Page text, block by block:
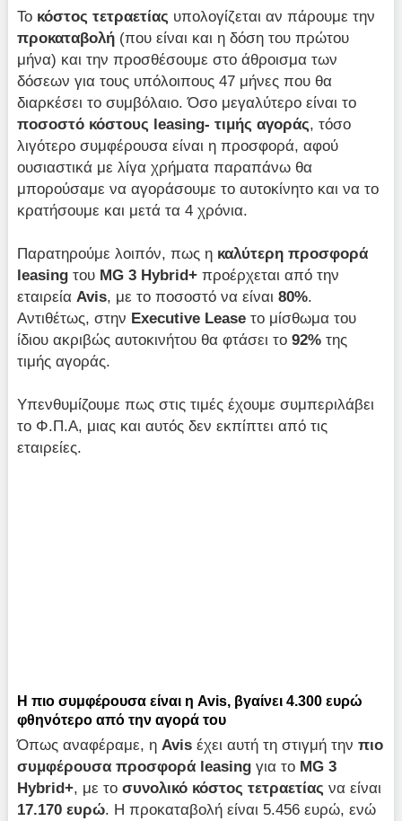
Το κόστος τετραετίας υπολογίζεται αν πάρουμε την
προκαταβολή (που είναι και η δόση του πρώτου
μήνα) και την προσθέσουμε στο άθροισμα των
δόσεων για τους υπόλοιπους 47 μήνες που θα
διαρκέσει το συμβόλαιο. Όσο μεγαλύτερο είναι το
ποσοστό κόστους
leasing- τιμής αγοράς, τόσο
λιγότερο συμφέρουσα είναι η προσφορά, αφού
ουσιαστικά με λίγα χρήματα παραπάνω θα
μπορούσαμε να αγοράσουμε το αυτοκίνητο και να το
κρατήσουμε και μετά τα 4 χρόνια.
Παρατηρούμε λοιπόν, πως η καλύτερη προσφορά
leasing του MG 3 Hybrid+ προέρχεται από την
εταιρεία Avis, με το ποσοστό να είναι80%.
Αντιθέτως, στην Executive Lease το μίσθωμα του
ίδιου ακριβώς αυτοκινήτου θα φτάσει το92%της
τιμής αγοράς.
Υπενθυμίζουμε πως στις τιμές έχουμε συμπεριλάβει
το Φ.Π.Α, μιας και αυτός δεν εκπίπτει από τις
εταιρείες.
Η πιο συμφέρουσα είναι η Avis, βγαίνει 4.300 ευρώ
φθηνότερο από την αγορά του
Όπως αναφέραμε, η Avis έχει αυτή τη στιγμή τηνπιο
συμφέρουσα προσφορά leasing για το MG 3
Hybrid+, με τοσυνολικό κόστος τετραετίας να είναι
17.170 ευρώ. Η προκαταβολή είναι 5.456 ευρώ, ενώ